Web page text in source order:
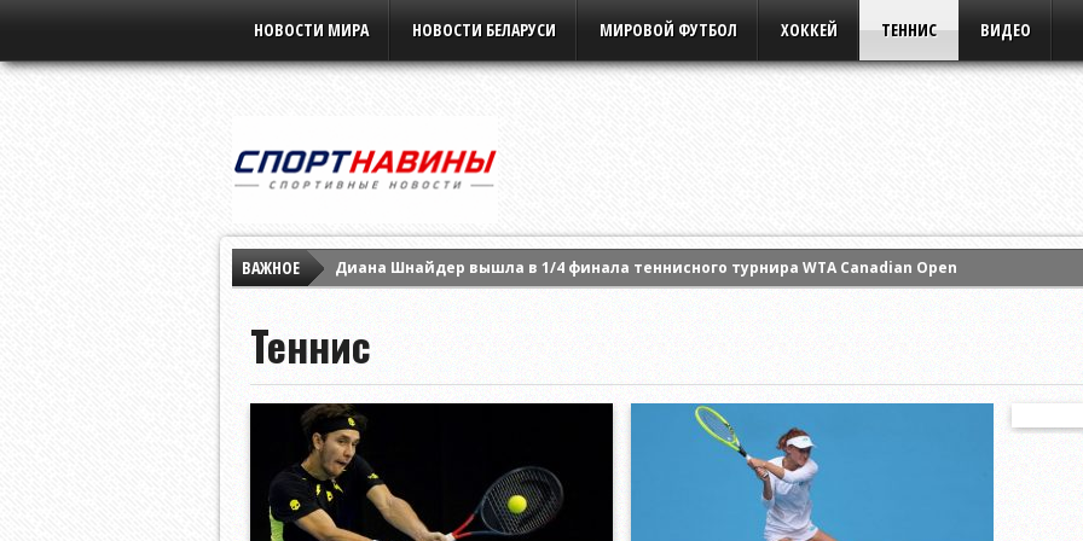
НОВОСТИ МИРА НОВОСТИ БЕЛАРУСИ МИРОВОЙ ФУТБОЛ ХОККЕЙ ТЕННИС ВИДЕО
ВАЖНОЕ
Диана Шнайдер вышла в 1/4 финала теннисного турнира WTA Canadian Open
Арина Соболенко завершила свое выступление на турнире WTA в Торонто
Теннис